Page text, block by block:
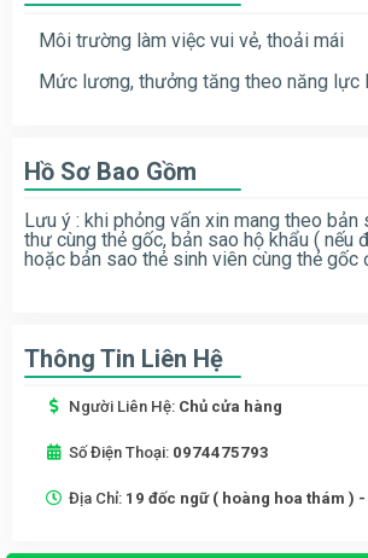
Môi trường làm việc vui vẻ, thoải mái
Mức lương, thưởng tăng theo năng lực
Hồ Sơ Bao Gồm
Lưu ý : khi phỏng vấn xin mang theo bản
thư cùng thẻ gốc, bản sao hộ khẩu ( nếu
hoặc bản sao thẻ sinh viên cùng thẻ gốc
Thông Tin Liên Hệ
Người Liên Hệ: Chủ cửa hàng
Số Điện Thoại: 0974475793
Địa Chỉ: 19 đốc ngữ ( hoàng hoa thám )